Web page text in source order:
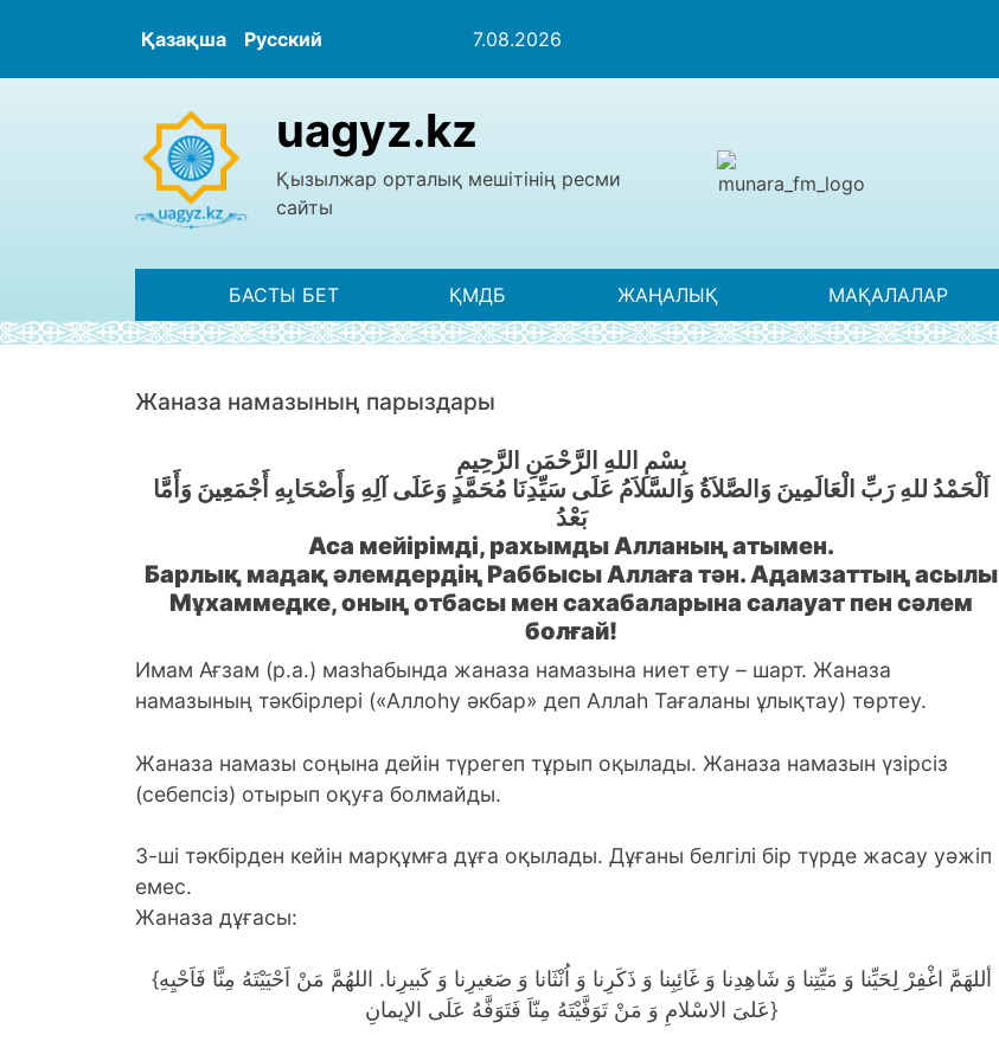
Қазақша Русский 7.08.2026
uagyz.kz
Қызылжар орталық мешітінің ресми
сайты
БАСТЫ БЕТ ҚМДБ ЖАҢАЛЫҚ МАҚАЛАЛАР
Жаназа намазының парыздары
بِسْمِ اللهِ الرَّحْمَنِ الرَّحِيمِ
اَلْحَمْدُ للهِ رَبِّ الْعَالَمِينَ وَالصَّلاَةُ وَالسَّلاَمُ عَلَى سَيِّدِنَا مُحَمَّدٍ وَعَلَى آلِهِ وَأَصْحَابِهِ أَجْمَعِينَ وَأَمَّا
بَعْدُ
Аса мейірімді, рахымды Алланың атымен.
Барлық мадақ әлемдердің Раббысы Аллаға тән. Адамзаттың асылы
Мұхаммедке, оның отбасы мен сахабаларына салауат пен сәлем
болғай!
Имам Ағзам (р.а.) мазһабында жаназа намазына ниет ету – шарт. Жаназа
намазының тәкбірлері («Аллоһу әкбар» деп Аллаһ Тағаланы ұлықтау) төртеу.
Жаназа намазы соңына дейiн түрегеп тұрып оқылады. Жаназа намазын үзiрсiз
(себепсіз) отырып оқуға болмайды.
3-шi тәкбірден кейiн марқұмға дұға оқылады. Дұғаны белгілі бір түрде жасау уәжіп
емес.
Жаназа дұғасы:
{أللهَمَّ اغْفِرْ لِحَيِّنا وَ مَيِّتِنا وَ شَاهِدِنا وَ غَائِبِنا وَ ذَكَرِنا وَ اُنْثَانا وَ صَغيرِنا وَ كَبيرِنا. اللهُمَّ مَنْ اَحْيَيْتَهُ مِنَّا فَاَحْيِهِ
عَلىَ الاسْلامِ وَ مَنْ تَوَفَّيْتَهُ مِنّاَ فَتَوَفَّهُ عَلَى الإيمانِ}